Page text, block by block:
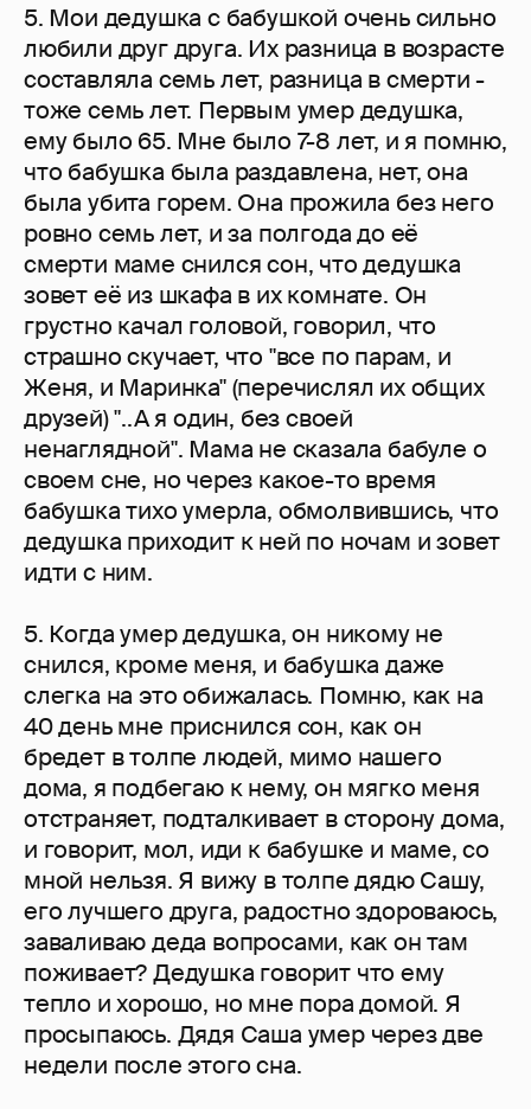
5. Мои дедушка с бабушкой очень сильно
любили друг друга. Их разница в возрасте
составляла семь лет, разница в смерти -
тоже семь лет. Первым умер дедушка,
ему было 65. Мне было 7-8 лет, и я помню,
что бабушка была раздавлена, нет, она
была убита горем. Она прожила без него
ровно семь лет, и за полгода до её
смерти маме снился сон, что дедушка
зовет её из шкафа в их комнате. Он
грустно качал головой, говорил, что
страшно скучает, что "все по парам, и
Женя, и Маринка" (перечислял их общих
друзей) "..А я один, без своей
ненаглядной". Мама не сказала бабуле о
своем сне, но через какое-то время
бабушка тихо умерла, обмолвившись, что
дедушка приходит к ней по ночам и зовет
идти с ним.
5. Когда умер дедушка, он никому не
снился, кроме меня, и бабушка даже
слегка на это обижалась. Помню, как на
40 день мне приснился сон, как он
бредет в толпе людей, мимо нашего
дома, я подбегаю к нему, он мягко меня
отстраняет, подталкивает в сторону дома,
и говорит, мол, иди к бабушке и маме, со
мной нельзя. Я вижу в толпе дядю Сашу,
его лучшего друга, радостно здороваюсь,
заваливаю деда вопросами, как он там
поживает? Дедушка говорит что ему
тепло и хорошо, но мне пора домой. Я
просыпаюсь. Дядя Саша умер через две
недели после этого сна.